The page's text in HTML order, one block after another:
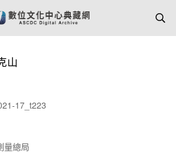
山
17_t223
量總局